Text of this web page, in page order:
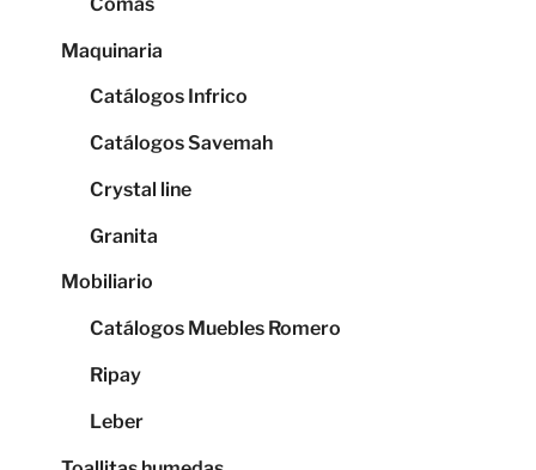
Maquinaria
Catálogos Infrico
Catálogos Savemah
Crystal line
Granita
Mobiliario
Catálogos Muebles Romero
Ripay
Leber